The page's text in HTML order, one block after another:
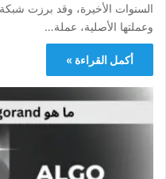
وعملتها الأصلية، عملة…
أكمل القراءة »